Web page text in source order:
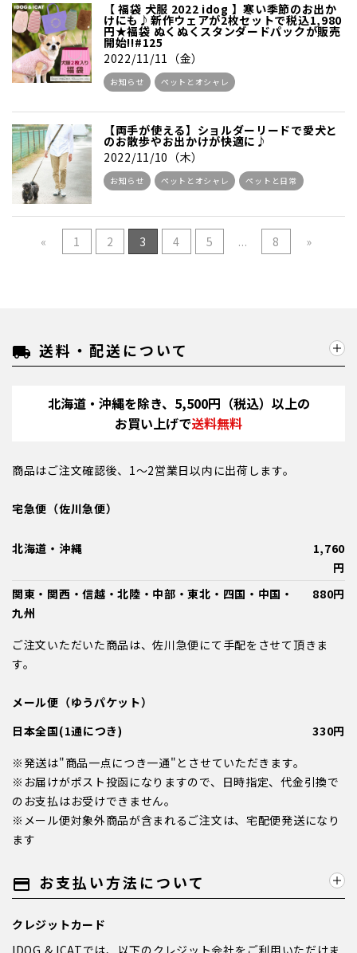
【 福袋 犬服 2022 idog 】寒い季節のお出か
けにも♪新作ウェアが2枚セットで税込1,980
円★福袋 ぬくぬくスタンダードパックが販売
開始!!#125
2022/11/11（金）
お知らせ ペットとオシャレ
【両手が使える】ショルダーリードで愛犬と
のお散歩やお出かけが快適に♪
2022/11/10（木）
お知らせ ペットとオシャレ ペットと日常
« 1 2 3 4 5 ... 8 »
local_shipping 送料・配送について
北海道・沖縄を除き、5,500円（税込）以上の
お買い上げで送料無料
商品はご注文確認後、1～2営業日以内に出荷します。
宅急便（佐川急便）
北海道・沖縄
1,760
円
関東・関西・信越・北陸・中部・東北・四国・中国・
九州
880円
ご注文いただいた商品は、佐川急便にて手配をさせて頂きま
す。
メール便（ゆうパケット）
日本全国(1通につき)
330円
※発送は"商品一点につき一通"とさせていただきます。
※お届けがポスト投函になりますので、日時指定、代金引換で
のお支払はお受けできません。
※メール便対象外商品が含まれるご注文は、宅配便発送になり
ます
payment お支払い方法について
クレジットカード